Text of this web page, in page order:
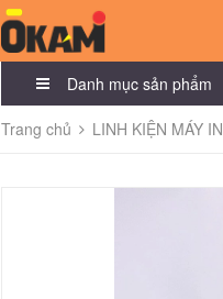
Danh mục sản phẩm
Trang chủ LINH KIỆN MÁY IN